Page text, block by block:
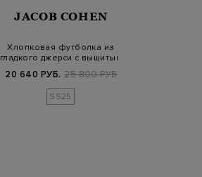
JACOB COHEN
Хлопковая футболка из
гладкого джерси с вышитым
20 640 РУБ. 25 800 РУБ.
SS25